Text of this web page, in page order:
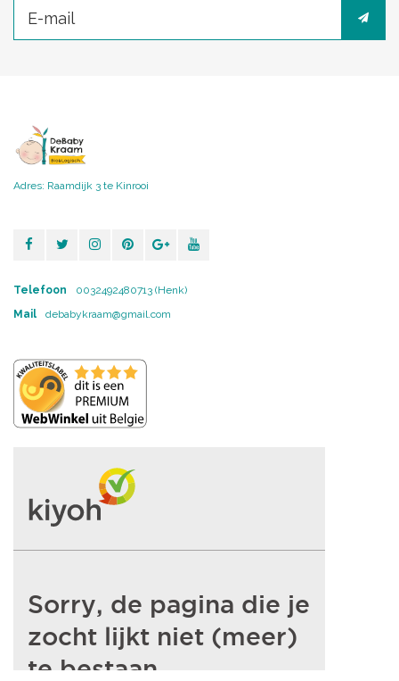
Adres: Raamdijk 3 te Kinrooi
Telefoon
0032492480713 (Henk)
Mail
debabykraam@gmail.com